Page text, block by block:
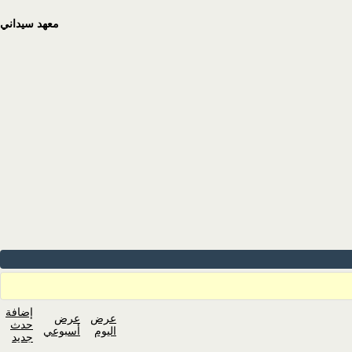
معهد سيداني
عرض
اليوم
عرض
أسبوعي
إضافة
حدث
جديد